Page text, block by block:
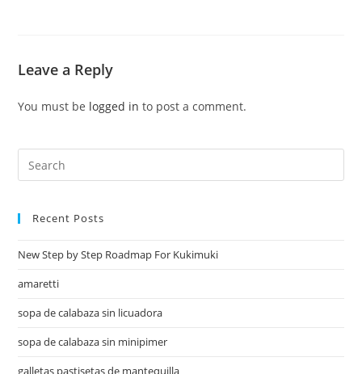
Leave a Reply
You must be logged in to post a comment.
Recent Posts
New Step by Step Roadmap For Kukimuki
amaretti
sopa de calabaza sin licuadora
sopa de calabaza sin minipimer
galletas pastisetas de mantequilla